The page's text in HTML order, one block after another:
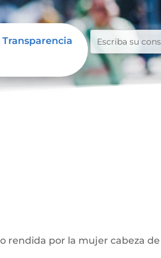
Transparencia
rendida por la mujer cabeza